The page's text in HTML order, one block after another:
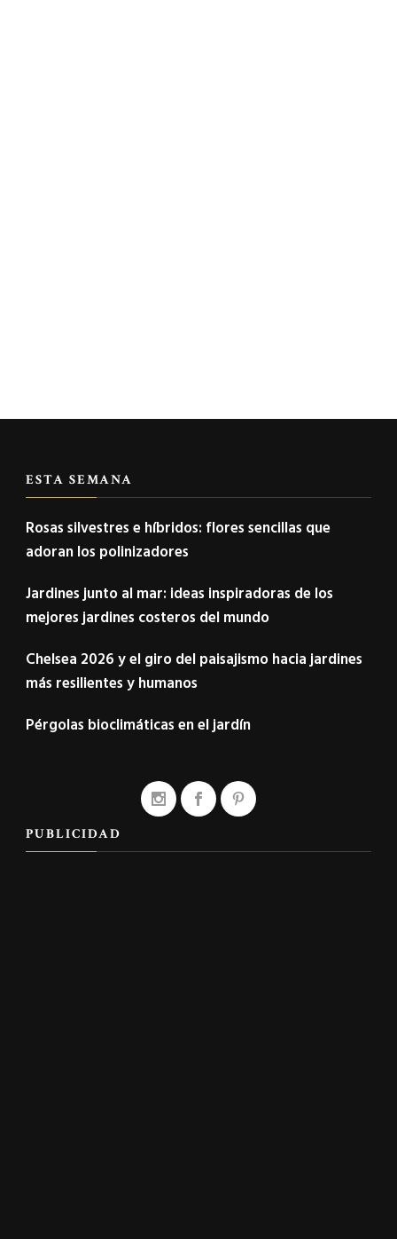
ESTA SEMANA
Rosas silvestres e híbridos: flores sencillas que
adoran los polinizadores
Jardines junto al mar: ideas inspiradoras de los
mejores jardines costeros del mundo
Chelsea 2026 y el giro del paisajismo hacia jardines
más resilientes y humanos
Pérgolas bioclimáticas en el jardín
PUBLICIDAD